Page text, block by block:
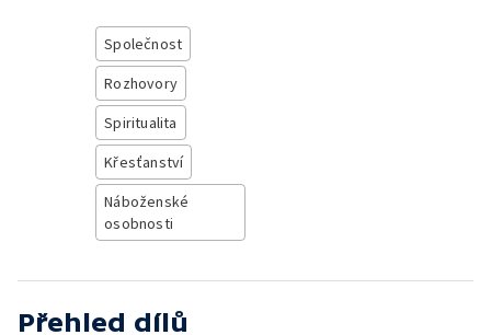
Společnost
Rozhovory
Spiritualita
Křesťanství
Náboženské
osobnosti
Přehled dílů